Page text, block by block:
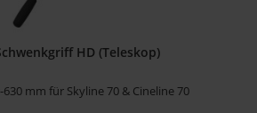
HD (Teleskop)
mm für Skyline 70 & Cineline 70